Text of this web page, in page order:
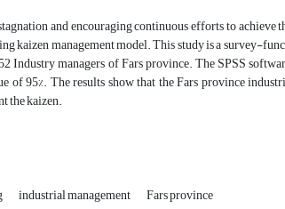
and encouraging continuous efforts to achieve
kaizen management model. This study is a survey-
Industry managers of Fars province. The SPSS
95%. The results show that the Fars province
the kaizen.
industrial management Fars province